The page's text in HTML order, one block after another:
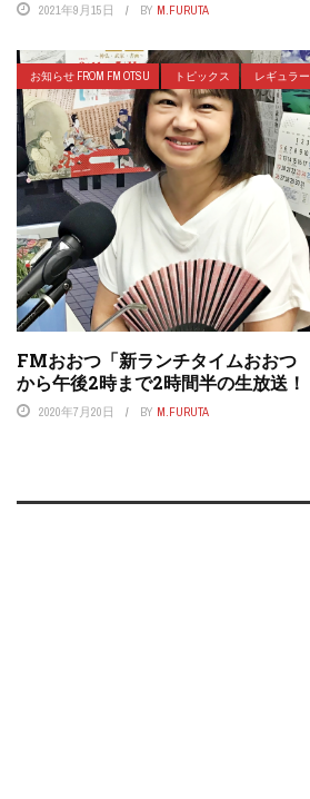
2021年9月15日 BY M.FURUTA
お知らせ FROM FM OTSU トピックス レギュラ
FMおおつ「新ランチタイムおお
から午後2時まで2時間半の生放送！
2020年7月20日 BY M.FURUTA